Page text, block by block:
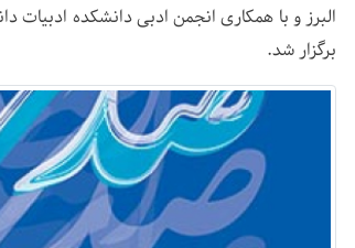
البرز و با همکاری انجمن ادبی دانشکده ادبیات
برگزار شد.